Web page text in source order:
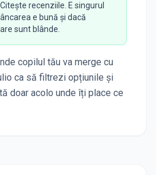
Citește recenziile. E singurul
e bună și dacă
sunt blânde.
copilul tău va merge cu
ca să filtrezi opțiunile și
doar acolo unde îți place ce